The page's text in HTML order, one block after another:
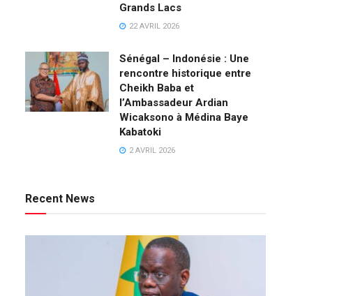
Grands Lacs
22 AVRIL 2026
Sénégal – Indonésie : Une
rencontre historique entre
Cheikh Baba et
l’Ambassadeur Ardian
Wicaksono à Médina Baye
Kabatoki
2 AVRIL 2026
Recent News